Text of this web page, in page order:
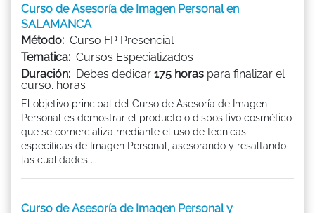
Curso de Asesoría de Imagen Personal en
SALAMANCA
Método: Curso FP Presencial
Tematica: Cursos Especializados
Duración: Debes dedicar 175 horas para finalizar el
curso. horas
El objetivo principal del Curso de Asesoría de Imagen
Personal es demostrar el producto o dispositivo cosmético
que se comercializa mediante el uso de técnicas
específicas de Imagen Personal, asesorando y resaltando
las cualidades ...
Curso de Asesoría de Imagen Personal y